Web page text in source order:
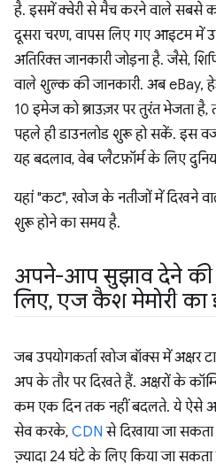
है. इसमें क्वेरी से मैच करने वाले सबसे
दूसरा चरण, वापस लिए गए आइटम में
अतिरिक्त जानकारी जोड़ना है. जैसे,
वाले शुल्क की जानकारी. अब
10 इमेज को ब्राउज़र पर तुरंत भेजता
पहले ही डाउनलोड शुरू हो सकें. इस
यह बदलाव, वेब प्लैटफ़ॉर्म के लिए
यहां "कट", खोज के नतीजों में दिखने
शुरू होने का समय है.
अपने-आप सुझाव देने की
लिए,एज कैश मेमोरी का
जब उपयोगकर्ता खोज बॉक्स में अक्षर
अप के तौर पर दिखते हैं. अक्षरों के
कम एक दिन तक नहीं बदलते. ये ऐसे
सेव करके, CDN से दिखाया जा सकता
ज़्यादा 24 घंटे के लिए किया जा